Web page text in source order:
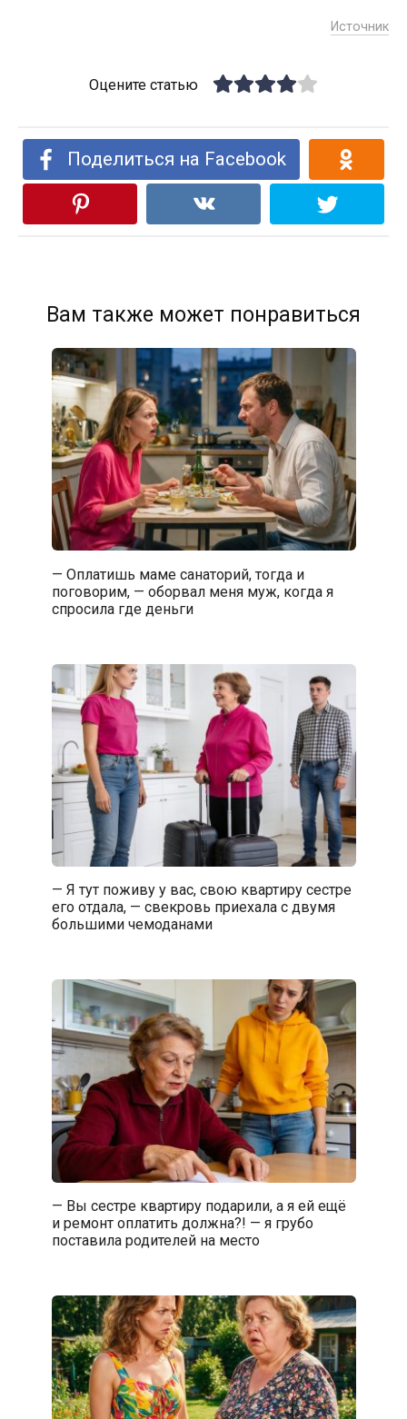
Источник
Оцените статью
Поделиться на Facebook
Вам также может понравиться
— Оплатишь маме санаторий, тогда и
поговорим, — оборвал меня муж, когда я
спросила где деньги
— Я тут поживу у вас, свою квартиру сестре
его отдала, — свекровь приехала с двумя
большими чемоданами
— Вы сестре квартиру подарили, а я ей ещё
и ремонт оплатить должна?! — я грубо
поставила родителей на место